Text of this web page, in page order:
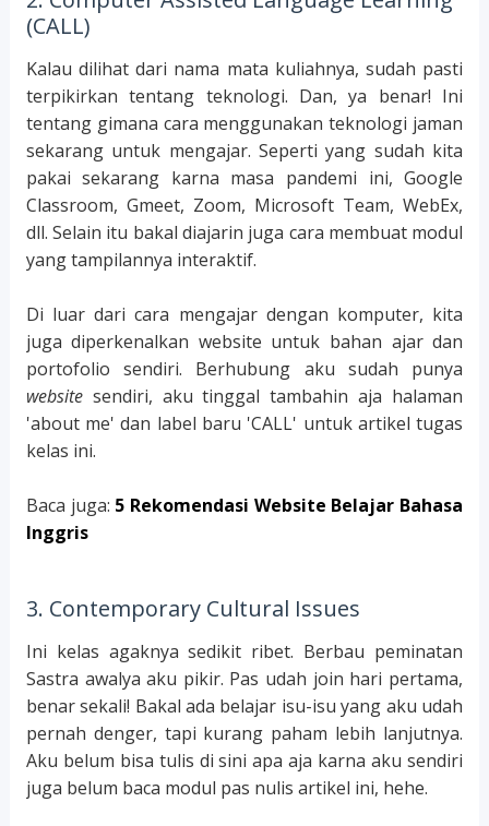
(CALL)
Kalau dilihat dari nama mata kuliahnya, sudah pasti
terpikirkan tentang teknologi. Dan, ya benar! Ini
tentang gimana cara menggunakan teknologi jaman
sekarang untuk mengajar. Seperti yang sudah kita
pakai sekarang karna masa pandemi ini, Google
Classroom, Gmeet, Zoom, Microsoft Team, WebEx,
dll. Selain itu bakal diajarin juga cara membuat modul
yang tampilannya interaktif.
Di luar dari cara mengajar dengan komputer, kita
juga diperkenalkan website untuk bahan ajar dan
portofolio sendiri. Berhubung aku sudah punya
websitesendiri, aku tinggal tambahin aja halaman
'about me' dan label baru 'CALL' untuk artikel tugas
kelas ini.
Baca juga: 5 Rekomendasi Website Belajar Bahasa
Inggris
3. Contemporary Cultural Issues
Ini kelas agaknya sedikit ribet. Berbau peminatan
Sastra awalya aku pikir. Pas udah join hari pertama,
benar sekali! Bakal ada belajar isu-isu yang aku udah
pernah denger, tapi kurang paham lebih lanjutnya.
Aku belum bisa tulis di sini apa aja karna aku sendiri
juga belum baca modul pas nulis artikel ini, hehe.